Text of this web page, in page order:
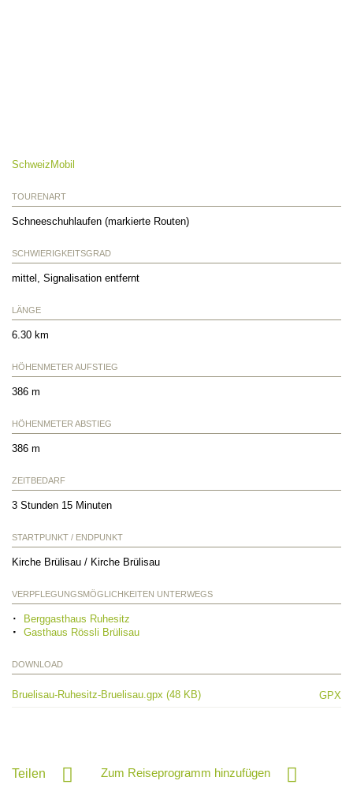
SchweizMobil
TOURENART
Schneeschuhlaufen (markierte Routen)
SCHWIERIGKEITSGRAD
mittel, Signalisation entfernt
LÄNGE
6.30 km
HÖHENMETER AUFSTIEG
386 m
HÖHENMETER ABSTIEG
386 m
ZEITBEDARF
3 Stunden 15 Minuten
STARTPUNKT / ENDPUNKT
Kirche Brülisau / Kirche Brülisau
VERPFLEGUNGSMÖGLICHKEITEN UNTERWEGS
Berggasthaus Ruhesitz
Gasthaus Rössli Brülisau
DOWNLOAD
Bruelisau-Ruhesitz-Bruelisau.gpx (48 KB) GPX
Teilen Zum Reiseprogramm hinzufügen